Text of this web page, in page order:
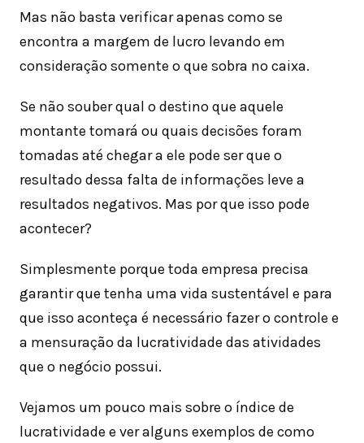
Mas não basta verificar apenas como se
encontra a margem de lucro levando em
consideração somente o que sobra no caixa.
Se não souber qual o destino que aquele
montante tomará ou quais decisões foram
tomadas até chegar a ele pode ser que o
resultado dessa falta de informações leve a
resultados negativos. Mas por que isso pode
acontecer?
Simplesmente porque toda empresa precisa
garantir que tenha uma vida sustentável e para
que isso aconteça é necessário fazer o controle e
a mensuração da lucratividade das atividades
que o negócio possui.
Vejamos um pouco mais sobre o índice de
lucratividade e ver alguns exemplos de como